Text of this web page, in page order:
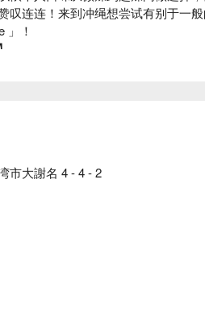
叹连连！来到冲绳想尝试有别于一
」！
「 Kantipur 」为尼泊尔首都－加德
市大謝名 4 - 4 - 2